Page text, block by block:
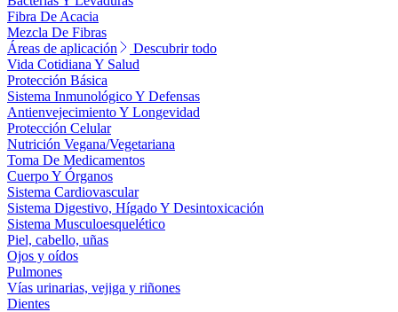
Fibra De Acacia
Mezcla De Fibras
Áreas de aplicación
Descubrir todo
Vida Cotidiana Y Salud
Protección Básica
Sistema Inmunológico Y Defensas
Antienvejecimiento Y Longevidad
Protección Celular
Nutrición Vegana/Vegetariana
Toma De Medicamentos
Cuerpo Y Órganos
Sistema Cardiovascular
Sistema Digestivo, Hígado Y Desintoxicación
Sistema Musculoesquelético
Piel, cabello, uñas
Ojos y oídos
Pulmones
Vías urinarias, vejiga y riñones
Dientes